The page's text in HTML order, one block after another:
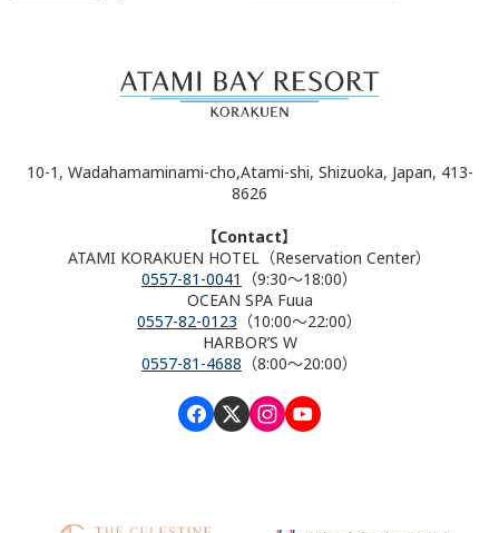
10-1, Wadahamaminami-cho,Atami-shi, Shizuoka, Japan, 413-
8626
【Contact】
ATAMI KORAKUEN HOTEL（Reservation Center）
0557-81-0041
（9:30～18:00）
OCEAN SPA Fuua
0557-82-0123 （10:00～22:00）
HARBOR’S W
0557-81-4688 （8:00～20:00）